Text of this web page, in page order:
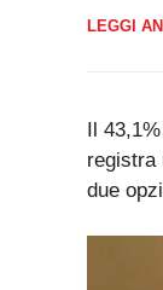
LEGGI
Il
registra
due